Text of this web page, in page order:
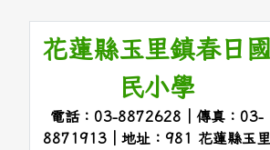
頁尾區域內容
花蓮縣玉里鎮春日國
民小學
電話：03-8872628｜傳真：03-
8871913｜地址：981 花蓮縣玉里